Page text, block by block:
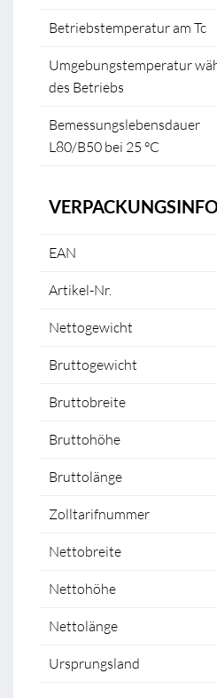
Betriebstemperatur am Tc
Umgebungstemperatur
des Betriebs
Bemessungslebensdauer
L80/B50 bei 25 °C
EAN
Artikel-Nr.
Nettogewicht
Bruttogewicht
Bruttobreite
Bruttohöhe
Bruttolänge
Zolltarifnummer
Nettobreite
Nettohöhe
Nettolänge
Ursprungsland